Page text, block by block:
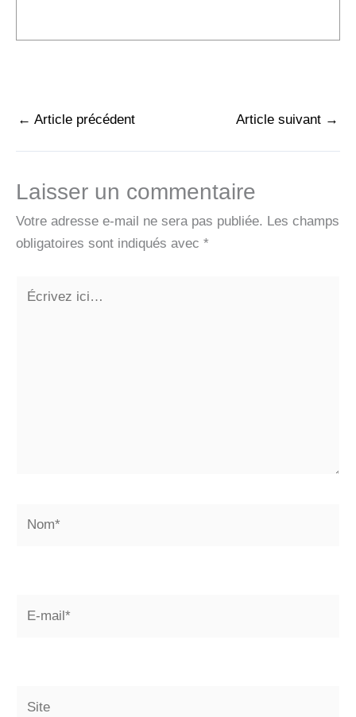
← Article précédent Article suivant →
Laisser un commentaire
Votre adresse e-mail ne sera pas publiée. Les champs
obligatoires sont indiqués avec *